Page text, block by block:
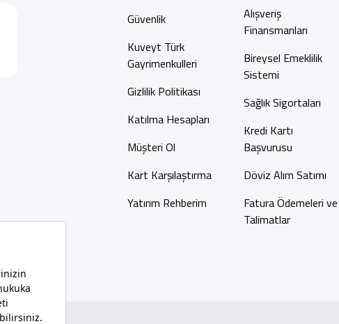
Güvenlik
Kuveyt Türk
Gayrimenkulleri
Gizlilik Politikası
Katılma Hesapları
Müşteri Ol
Kart Karşılaştırma
Yatırım Rehberim
Alışveriş
Finansmanları
Bireysel Emeklilik
Sistemi
Sağlık Sigortaları
Kredi Kartı
Başvurusu
Döviz Alım Satımı
Fatura Ödemeleri ve
Talimatlar